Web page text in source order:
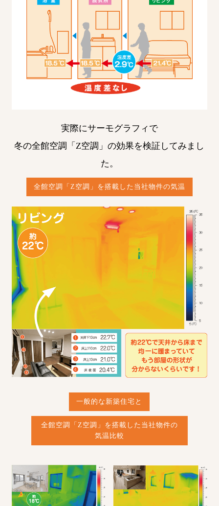
実際にサーモグラフィで
冬の全館空調「Z空調」の効果を検証してみまし
た。
全館空調「Z空調」を搭載した当社物件の気温
一般的な新築住宅と
全館空調「Z空調」を搭載した当社物件の
気温比較